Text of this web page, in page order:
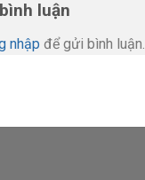
luận
nhập để gửi bình luận.